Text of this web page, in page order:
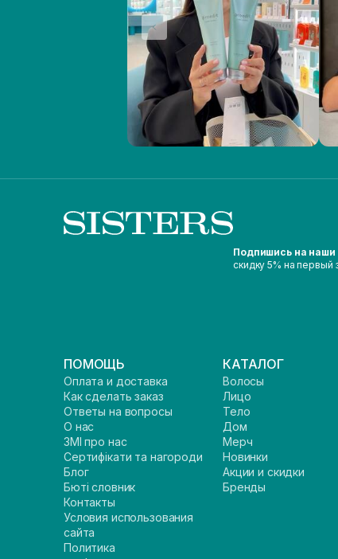
Подпишись на наши
скидку 5% на первый
ПОМОЩЬ
Оплата и доставка
Как сделать заказ
Ответы на вопросы
О нас
ЗМІ про нас
Сертифікати та нагороди
Блог
Бюті словник
Контакты
Условия использования
сайта
Политика
КАТАЛОГ
Волосы
Лицо
Тело
Дом
Мерч
Новинки
Акции и скидки
Бренды